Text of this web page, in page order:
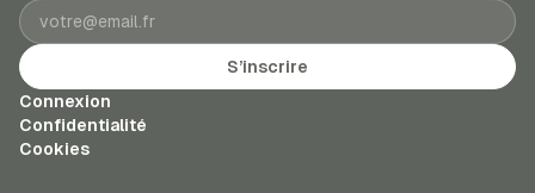
Adresse e-mail
S’inscrire
Connexion
Confidentialité
Cookies